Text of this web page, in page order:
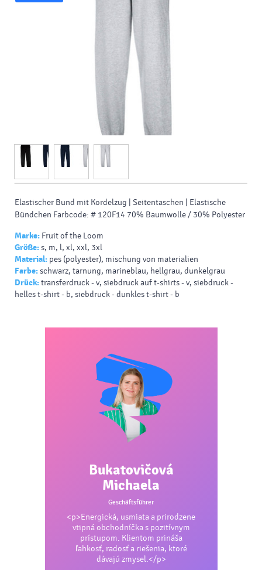
Elastischer Bund mit Kordelzug | Seitentaschen |
Elastische
Bündchen Farbcode: # 120F14 70% Baumwolle / 30% Polyester
Marke: Fruit of the Loom
Größe:s, m, l, xl, xxl, 3xl
Material: pes (polyester), mischung von materialien
Farbe:schwarz, tarnung, marineblau, hellgrau, dunkelgrau
Drück:transferdruck - v, siebdruck auf t-shirts - v, siebdruck -
helles t-shirt - b, siebdruck - dunkles t-shirt - b
Bukatovičová
Michaela
Geschäftsführer
<p>Energická, usmiata a prirodzene
vtipná obchodníčka s pozitívnym
prístupom. Klientom prináša
ľahkosť, radosť a riešenia, ktoré
dávajú zmysel.</p>